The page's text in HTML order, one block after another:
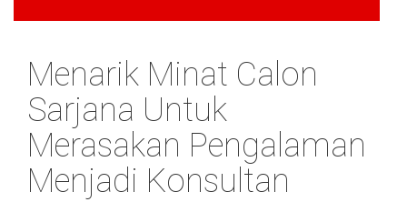
Menarik Minat Calon
Sarjana Untuk
Merasakan Pengalaman
Menjadi Konsultan